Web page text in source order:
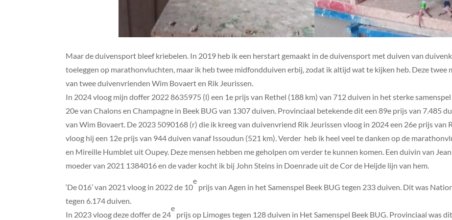
Maar de duivensport bleef kriebelen. In 2019 heb ik een herstart gemaakt in de duivensport met duiven van
toeleggen op marathonvluchten, maar ik heb twee midfondduiven erbij, zodat ik altijd wat te kijken heb. Deze twee
van twee duivenvrienden Wim Bovaert en Rik Jeurissen.
In 2024 vloog mijn doffer 2022 8635975 (l) een 1e prijs van Rethel (188 km) van 712 duiven in het sterke
20e van Chalons en Champagne in Beek BUG van 1307 duiven. Provinciaal betekende dit een 89e prijs van 7.485
van Wim Bovaert. De 2023 5090168 (r) die ik kreeg van duivenvriend Rik Jeurissen vloog in 2024 een 26e prijs van
vloog hij een 12e prijs van 944 duiven vanaf Issoudun (521 km). Verder heb ik heel veel te danken op de
en Mireille Humblet uit Oupey. Deze mensen hebben me geholpen om verder te kunnen komen. Een duivin van
moeder van 2021 1384016 en de vader kocht ik bij John Steins in Doenrade uit de Cor de Heijde lijn van hem.
‘De 016’ van 2021 vloog in 2022 de 10
e
prijs van Agen in het Samenspel Beek BUG tegen 233 duiven. Dit was
tegen 6.174 duiven.
In 2023 vloog deze doffer de 24
e
prijs op Limoges tegen 128 duiven in Het Samenspel Beek BUG. Provinciaal was